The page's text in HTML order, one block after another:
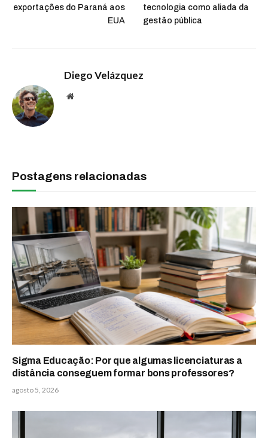
exportações do Paraná aos
EUA
tecnologia como aliada da
gestão pública
Diego Velázquez
Website
Postagens relacionadas
Sigma Educação: Por que algumas licenciaturas a
distância conseguem formar bons professores?
agosto 5, 2026